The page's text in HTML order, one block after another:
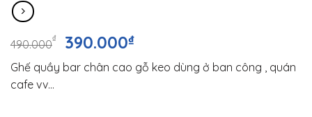
490.000₫
Giá
gốc
là:
390.000₫Giá
hiện
tại
Ghế quầy bar chân cao gỗ keo dùng ở ban công , quán
cafe vv…